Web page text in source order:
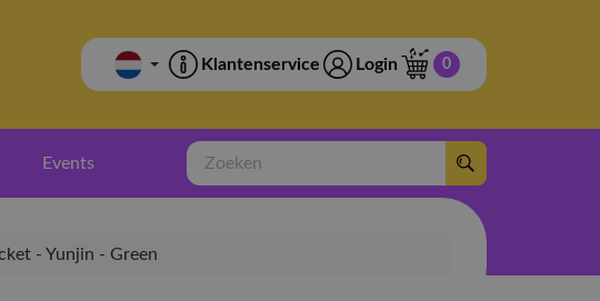
Klantenservice Login 0
Events
Zoeken
- Yunjin - Green